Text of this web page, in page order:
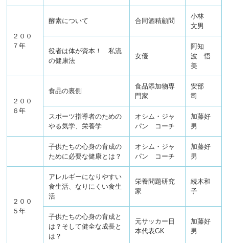
２００
７年
酵素について 合同酒精顧問
小林
文男
役者は体が資本！ 私流
の健康法
女優
阿知
波 悟
美
２００
６年
食品の裏側
食品添加物専
門家
安部
司
スポーツ指導者のための
やる気学、栄養学
オシム・ジャ
パン コーチ
加藤好
男
子供たちの心身の育成の
ために必要な健康とは？
オシム・ジャ
パン コーチ
加藤好
男
２００
５年
アレルギーになりやすい
食生活、なりにくい食生
活
栄養問題研究
家
続木和
子
子供たちの心身の育成と
は？そして健全な成長と
は？
元サッカー日
本代表GK
加藤好
男